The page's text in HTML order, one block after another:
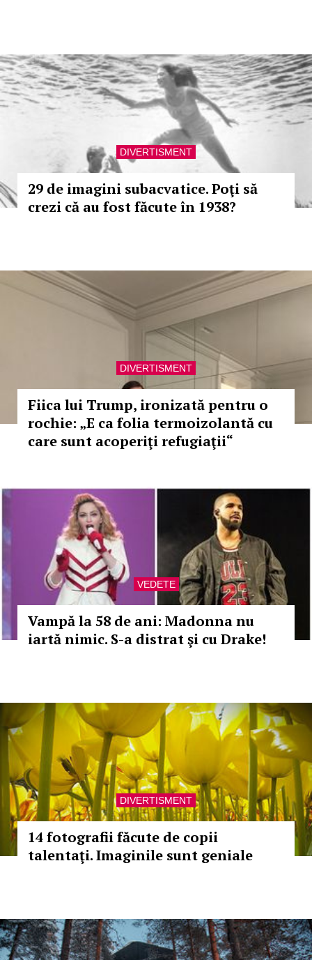
DIVERTISMENT
29 de imagini subacvatice. Poţi să
crezi că au fost făcute în 1938?
DIVERTISMENT
Fiica lui Trump, ironizată pentru o
rochie: „E ca folia termoizolantă cu
care sunt acoperiţi refugiaţii“
VEDETE
Vampă la 58 de ani: Madonna nu
iartă nimic. S-a distrat şi cu Drake!
DIVERTISMENT
14 fotografii făcute de copii
talentaţi. Imaginile sunt geniale